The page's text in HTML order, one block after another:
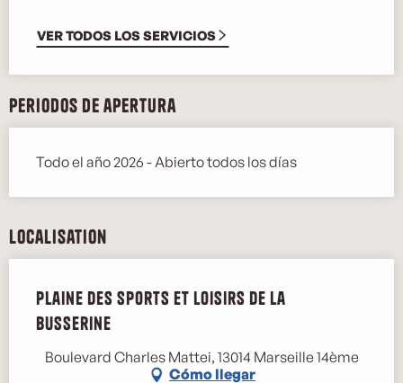
VER TODOS LOS SERVICIOS
Periodos de apertura
Todo el año 2026 - Abierto todos los días
Localisation
Plaine des sports et loisirs de la
Busserine
Boulevard Charles Mattei, 13014 Marseille 14ème
Cómo llegar